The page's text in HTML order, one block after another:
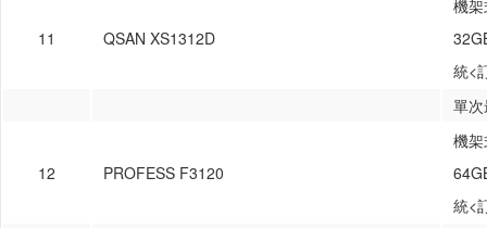
11 QSAN XS1312D
機
統<
單
12 PROFESS F3120
機
統<